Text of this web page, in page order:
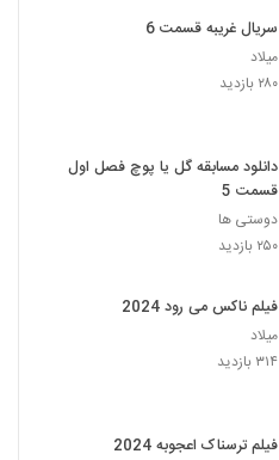
سریال غریبه قسمت 6
میلاد
۲۸۰ بازدید
دانلود مسابقه گل یا پوچ فصل اول
قسمت 5
دوستی ها
۲۵۰ بازدید
فیلم ناکس می رود 2024
میلاد
۳۱۴ بازدید
فیلم ترسناک اعجوبه 2024